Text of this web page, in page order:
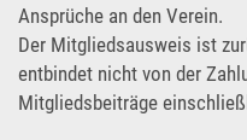
Ansprüche an den Verein.
Der Mitgliedsausweis ist
entbindet nicht von der
Mitgliedsbeiträge